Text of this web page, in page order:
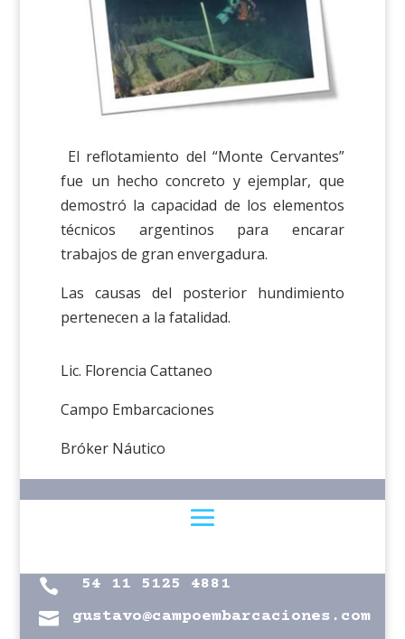
El reflotamiento del “Monte Cervantes”
fue un hecho concreto y ejemplar, que
demostró la capacidad de los elementos
técnicos argentinos para encarar
trabajos de gran envergadura.
Las causas del posterior hundimiento
pertenecen a la fatalidad.
Lic. Florencia Cattaneo
Campo Embarcaciones
Bróker Náutico
 54 11 5125 4881
 gustavo@campoembarcaciones.com